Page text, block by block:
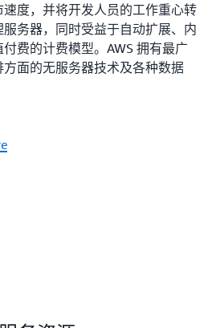
度，并将开发人员的工作重心转
务器，同时受益于自动扩展、内
费的计费模型。AWS 拥有最广
面的无服务器技术及各种数据